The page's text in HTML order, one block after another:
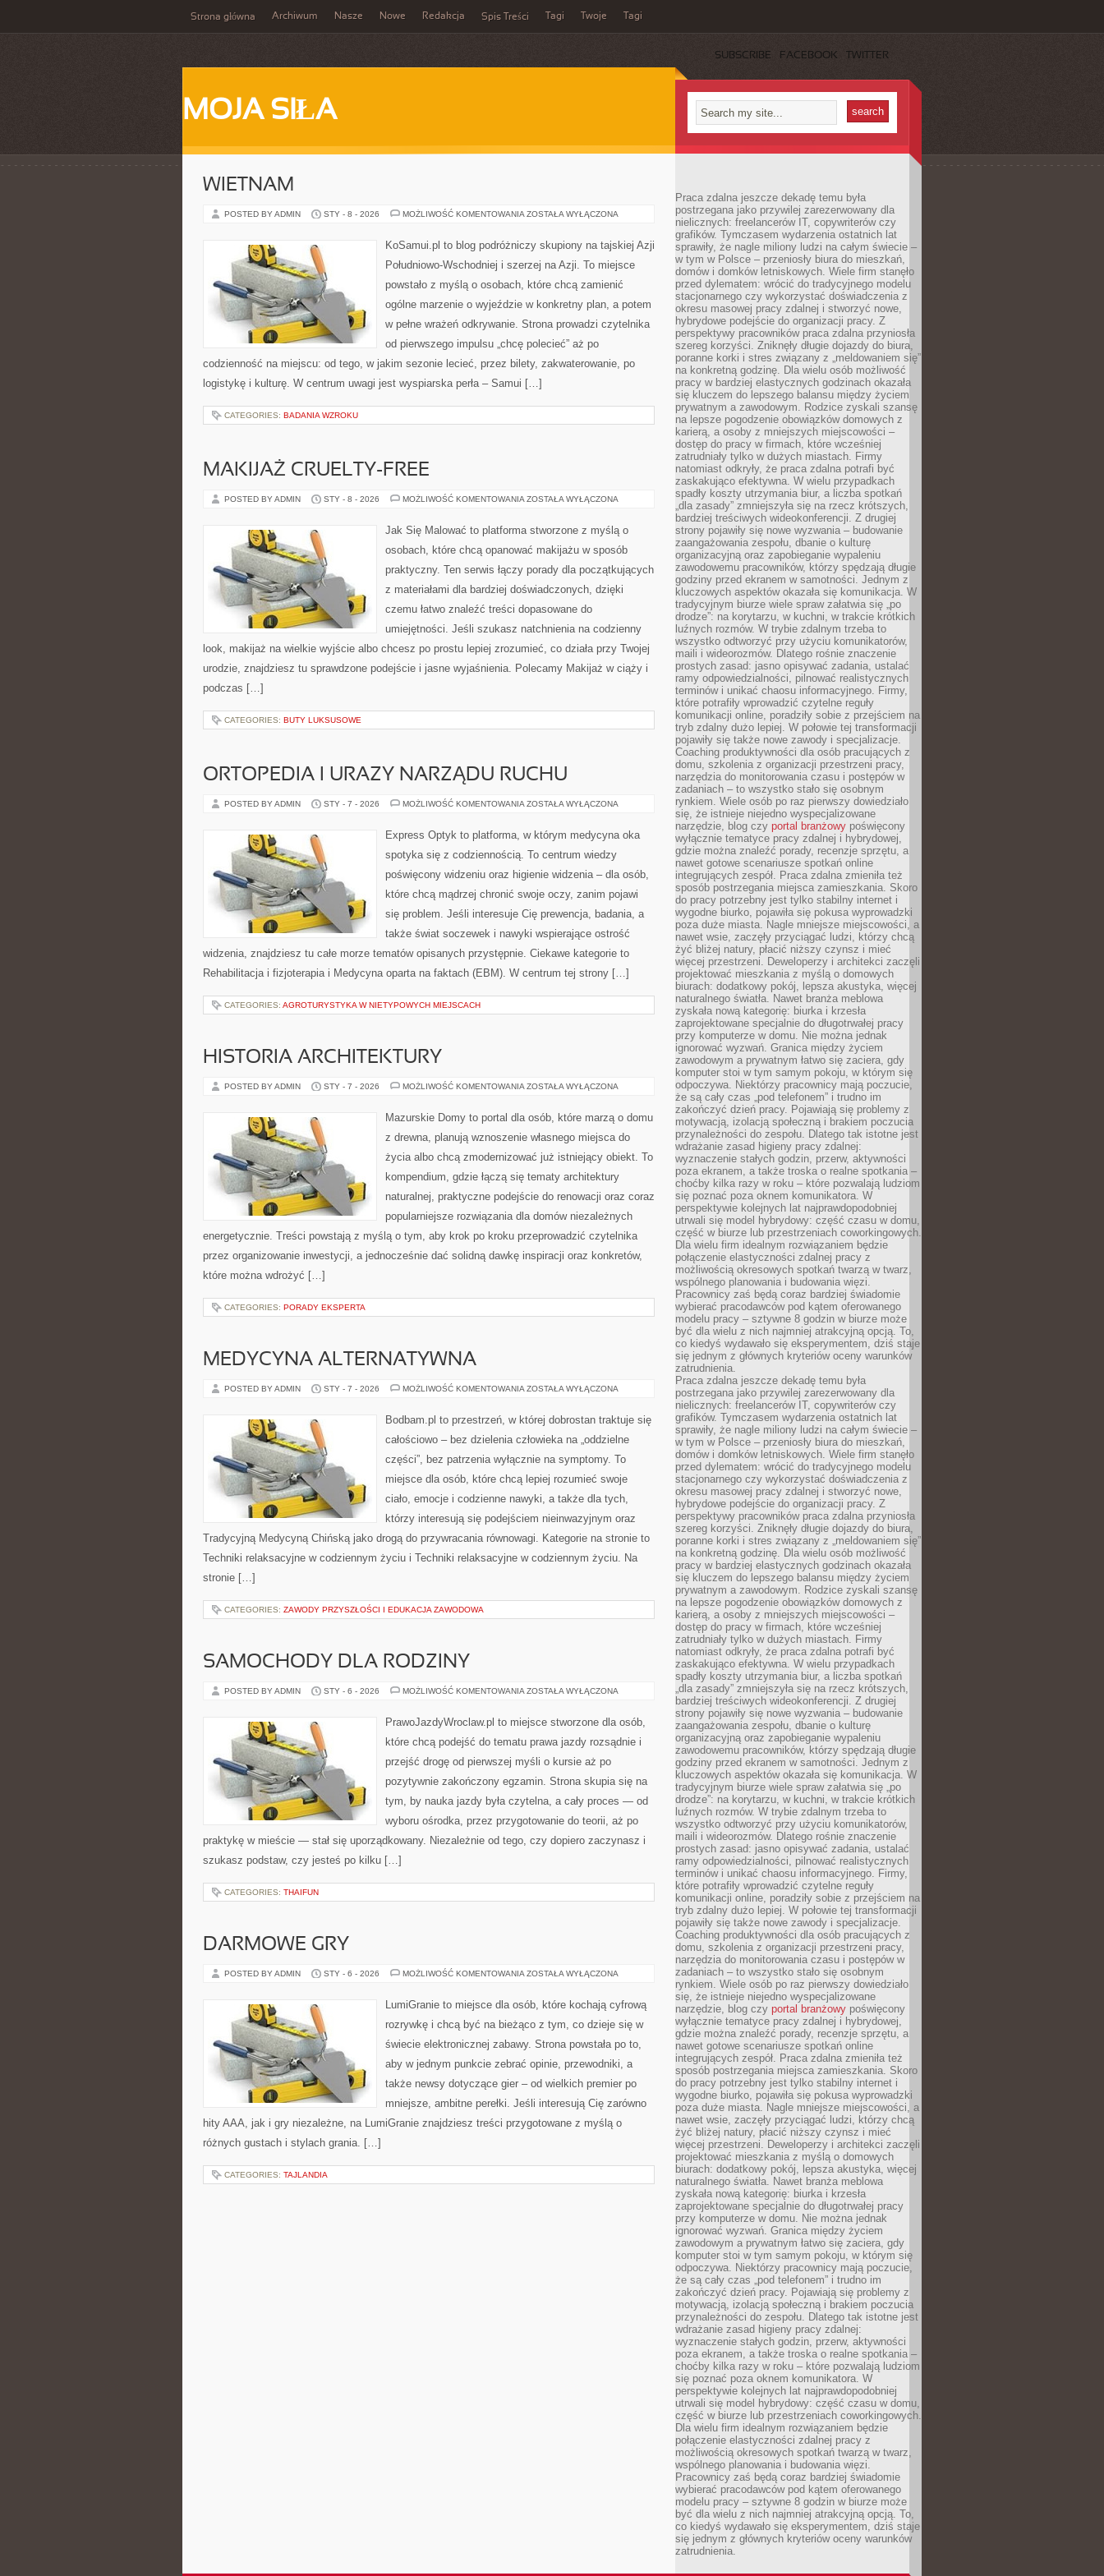
Strona główna Archiwum Nasze Nowe Redakcja Spis Treści Tagi Twoje Tagi
SUBSCRIBE FACEBOOK TWITTER
MOJA SIŁA
WIETNAM
POSTED BY ADMIN STY - 8 - 2026 MOŻLIWOŚĆ KOMENTOWANIA WIETNAM
ZOSTAŁA WYŁĄCZONA
KoSamui.pl to blog podróżniczy skupiony na tajskiej Azji
Południowo-Wschodniej i szerzej na Azji. To miejsce
powstało z myślą o osobach, które chcą zamienić
ogólne marzenie o wyjeździe w konkretny plan, a potem
w pełne wrażeń odkrywanie. Strona prowadzi czytelnika
od pierwszego impulsu „chcę polecieć” aż po
codzienność na miejscu: od tego, w jakim sezonie lecieć, przez bilety, zakwaterowanie, po
logistykę i kulturę. W centrum uwagi jest wyspiarska perła – Samui […]
CATEGORIES: BADANIA WZROKU
MAKIJAŻ CRUELTY-FREE
POSTED BY ADMIN STY - 8 - 2026 MOŻLIWOŚĆ KOMENTOWANIA MAKIJAŻ
ZOSTAŁA WYŁĄCZONA
Jak Się Malować to platforma stworzone z myślą o
osobach, które chcą opanować makijażu w sposób
praktyczny. Ten serwis łączy porady dla początkujących
z materiałami dla bardziej doświadczonych, dzięki
czemu łatwo znaleźć treści dopasowane do
umiejętności. Jeśli szukasz natchnienia na codzienny
look, makijaż na wielkie wyjście albo chcesz po prostu lepiej zrozumieć, co działa przy Twojej
urodzie, znajdziesz tu sprawdzone podejście i jasne wyjaśnienia. Polecamy Makijaż w ciąży i
podczas […]
CATEGORIES: BUTY LUKSUSOWE
ORTOPEDIA I URAZY NARZĄDU RUCHU
POSTED BY ADMIN STY - 7 - 2026 MOŻLIWOŚĆ KOMENTOWANIA ORTOPEDIA
NARZĄDU
RUCHU
ZOSTAŁA WYŁĄCZONA
Express Optyk to platforma, w którym medycyna oka
spotyka się z codziennością. To centrum wiedzy
poświęcony widzeniu oraz higienie widzenia – dla osób,
które chcą mądrzej chronić swoje oczy, zanim pojawi
się problem. Jeśli interesuje Cię prewencja, badania, a
także świat soczewek i nawyki wspierające ostrość
widzenia, znajdziesz tu całe morze tematów opisanych przystępnie. Ciekawe kategorie to
Rehabilitacja i fizjoterapia i Medycyna oparta na faktach (EBM). W centrum tej strony […]
CATEGORIES: AGROTURYSTYKA W NIETYPOWYCH MIEJSCACH
HISTORIA ARCHITEKTURY
POSTED BY ADMIN STY - 7 - 2026 MOŻLIWOŚĆ KOMENTOWANIA HISTORIA
ZOSTAŁA WYŁĄCZONA
Mazurskie Domy to portal dla osób, które marzą o domu
z drewna, planują wznoszenie własnego miejsca do
życia albo chcą zmodernizować już istniejący obiekt. To
kompendium, gdzie łączą się tematy architektury
naturalnej, praktyczne podejście do renowacji oraz coraz
popularniejsze rozwiązania dla domów niezależnych
energetycznie. Treści powstają z myślą o tym, aby krok po kroku przeprowadzić czytelnika
przez organizowanie inwestycji, a jednocześnie dać solidną dawkę inspiracji oraz konkretów,
które można wdrożyć […]
CATEGORIES: PORADY EKSPERTA
MEDYCYNA ALTERNATYWNA
POSTED BY ADMIN STY - 7 - 2026 MOŻLIWOŚĆ KOMENTOWANIA MEDYCYNA
ZOSTAŁA WYŁĄCZONA
Bodbam.pl to przestrzeń, w której dobrostan traktuje się
całościowo – bez dzielenia człowieka na „oddzielne
części”, bez patrzenia wyłącznie na symptomy. To
miejsce dla osób, które chcą lepiej rozumieć swoje
ciało, emocje i codzienne nawyki, a także dla tych,
którzy interesują się podejściem nieinwazyjnym oraz
Tradycyjną Medycyną Chińską jako drogą do przywracania równowagi. Kategorie na stronie to
Techniki relaksacyjne w codziennym życiu i Techniki relaksacyjne w codziennym życiu. Na
stronie […]
CATEGORIES: ZAWODY PRZYSZŁOŚCI I EDUKACJA ZAWODOWA
SAMOCHODY DLA RODZINY
POSTED BY ADMIN STY - 6 - 2026 MOŻLIWOŚĆ KOMENTOWANIA SAMOCHODY
ZOSTAŁA WYŁĄCZONA
PrawoJazdyWroclaw.pl to miejsce stworzone dla osób,
które chcą podejść do tematu prawa jazdy rozsądnie i
przejść drogę od pierwszej myśli o kursie aż po
pozytywnie zakończony egzamin. Strona skupia się na
tym, by nauka jazdy była czytelna, a cały proces — od
wyboru ośrodka, przez przygotowanie do teorii, aż po
praktykę w mieście — stał się uporządkowany. Niezależnie od tego, czy dopiero zaczynasz i
szukasz podstaw, czy jesteś po kilku […]
CATEGORIES: THAIFUN
DARMOWE GRY
POSTED BY ADMIN STY - 6 - 2026 MOŻLIWOŚĆ KOMENTOWANIA DARMOWE
ZOSTAŁA WYŁĄCZONA
LumiGranie to miejsce dla osób, które kochają cyfrową
rozrywkę i chcą być na bieżąco z tym, co dzieje się w
świecie elektronicznej zabawy. Strona powstała po to,
aby w jednym punkcie zebrać opinie, przewodniki, a
także newsy dotyczące gier – od wielkich premier po
mniejsze, ambitne perełki. Jeśli interesują Cię zarówno
hity AAA, jak i gry niezależne, na LumiGranie znajdziesz treści przygotowane z myślą o
różnych gustach i stylach grania. […]
CATEGORIES: TAJLANDIA
Praca zdalna jeszcze dekadę temu była
postrzegana jako przywilej zarezerwowany dla
nielicznych: freelancerów IT, copywriterów czy
grafików. Tymczasem wydarzenia ostatnich lat
sprawiły, że nagle miliony ludzi na całym świecie –
w tym w Polsce – przeniosły biura do mieszkań,
domów i domków letniskowych. Wiele firm stanęło
przed dylematem: wrócić do tradycyjnego modelu
stacjonarnego czy wykorzystać doświadczenia z
okresu masowej pracy zdalnej i stworzyć nowe,
hybrydowe podejście do organizacji pracy. Z
perspektywy pracowników praca zdalna przyniosła
szereg korzyści. Zniknęły długie dojazdy do biura,
poranne korki i stres związany z „meldowaniem się”
na konkretną godzinę. Dla wielu osób możliwość
pracy w bardziej elastycznych godzinach okazała
się kluczem do lepszego balansu między życiem
prywatnym a zawodowym. Rodzice zyskali szansę
na lepsze pogodzenie obowiązków domowych z
karierą, a osoby z mniejszych miejscowości –
dostęp do pracy w firmach, które wcześniej
zatrudniały tylko w dużych miastach. Firmy
natomiast odkryły, że praca zdalna potrafi być
zaskakująco efektywna. W wielu przypadkach
spadły koszty utrzymania biur, a liczba spotkań
„dla zasady” zmniejszyła się na rzecz krótszych,
bardziej treściwych wideokonferencji. Z drugiej
strony pojawiły się nowe wyzwania – budowanie
zaangażowania zespołu, dbanie o kulturę
organizacyjną oraz zapobieganie wypaleniu
zawodowemu pracowników, którzy spędzają długie
godziny przed ekranem w samotności. Jednym z
kluczowych aspektów okazała się komunikacja. W
tradycyjnym biurze wiele spraw załatwia się „po
drodze”: na korytarzu, w kuchni, w trakcie krótkich
luźnych rozmów. W trybie zdalnym trzeba to
wszystko odtworzyć przy użyciu komunikatorów,
maili i wideorozmów. Dlatego rośnie znaczenie
prostych zasad: jasno opisywać zadania, ustalać
ramy odpowiedzialności, pilnować realistycznych
terminów i unikać chaosu informacyjnego. Firmy,
które potrafiły wprowadzić czytelne reguły
komunikacji online, poradziły sobie z przejściem na
tryb zdalny dużo lepiej. W połowie tej transformacji
pojawiły się także nowe zawody i specjalizacje.
Coaching produktywności dla osób pracujących z
domu, szkolenia z organizacji przestrzeni pracy,
narzędzia do monitorowania czasu i postępów w
zadaniach – to wszystko stało się osobnym
rynkiem. Wiele osób po raz pierwszy dowiedziało
się, że istnieje niejedno wyspecjalizowane
narzędzie, blog czy portal branżowy poświęcony
wyłącznie tematyce pracy zdalnej i hybrydowej,
gdzie można znaleźć porady, recenzje sprzętu, a
nawet gotowe scenariusze spotkań online
integrujących zespół. Praca zdalna zmieniła też
sposób postrzegania miejsca zamieszkania. Skoro
do pracy potrzebny jest tylko stabilny internet i
wygodne biurko, pojawiła się pokusa wyprowadzki
poza duże miasta. Nagle mniejsze miejscowości, a
nawet wsie, zaczęły przyciągać ludzi, którzy chcą
żyć bliżej natury, płacić niższy czynsz i mieć
więcej przestrzeni. Deweloperzy i architekci zaczęli
projektować mieszkania z myślą o domowych
biurach: dodatkowy pokój, lepsza akustyka, więcej
naturalnego światła. Nawet branża meblowa
zyskała nową kategorię: biurka i krzesła
zaprojektowane specjalnie do długotrwałej pracy
przy komputerze w domu. Nie można jednak
ignorować wyzwań. Granica między życiem
zawodowym a prywatnym łatwo się zaciera, gdy
komputer stoi w tym samym pokoju, w którym się
odpoczywa. Niektórzy pracownicy mają poczucie,
że są cały czas „pod telefonem” i trudno im
zakończyć dzień pracy. Pojawiają się problemy z
motywacją, izolacją społeczną i brakiem poczucia
przynależności do zespołu. Dlatego tak istotne jest
wdrażanie zasad higieny pracy zdalnej:
wyznaczenie stałych godzin, przerw, aktywności
poza ekranem, a także troska o realne spotkania –
choćby kilka razy w roku – które pozwalają ludziom
się poznać poza oknem komunikatora. W
perspektywie kolejnych lat najprawdopodobniej
utrwali się model hybrydowy: część czasu w domu,
część w biurze lub przestrzeniach coworkingowych.
Dla wielu firm idealnym rozwiązaniem będzie
połączenie elastyczności zdalnej pracy z
możliwością okresowych spotkań twarzą w twarz,
wspólnego planowania i budowania więzi.
Pracownicy zaś będą coraz bardziej świadomie
wybierać pracodawców pod kątem oferowanego
modelu pracy – sztywne 8 godzin w biurze może
być dla wielu z nich najmniej atrakcyjną opcją. To,
co kiedyś wydawało się eksperymentem, dziś staje
się jednym z głównych kryteriów oceny warunków
zatrudnienia.
Praca zdalna jeszcze dekadę temu była
postrzegana jako przywilej zarezerwowany dla
nielicznych: freelancerów IT, copywriterów czy
grafików. Tymczasem wydarzenia ostatnich lat
sprawiły, że nagle miliony ludzi na całym świecie –
w tym w Polsce – przeniosły biura do mieszkań,
domów i domków letniskowych. Wiele firm stanęło
przed dylematem: wrócić do tradycyjnego modelu
stacjonarnego czy wykorzystać doświadczenia z
okresu masowej pracy zdalnej i stworzyć nowe,
hybrydowe podejście do organizacji pracy. Z
perspektywy pracowników praca zdalna przyniosła
szereg korzyści. Zniknęły długie dojazdy do biura,
poranne korki i stres związany z „meldowaniem się”
na konkretną godzinę. Dla wielu osób możliwość
pracy w bardziej elastycznych godzinach okazała
się kluczem do lepszego balansu między życiem
prywatnym a zawodowym. Rodzice zyskali szansę
na lepsze pogodzenie obowiązków domowych z
karierą, a osoby z mniejszych miejscowości –
dostęp do pracy w firmach, które wcześniej
zatrudniały tylko w dużych miastach. Firmy
natomiast odkryły, że praca zdalna potrafi być
zaskakująco efektywna. W wielu przypadkach
spadły koszty utrzymania biur, a liczba spotkań
„dla zasady” zmniejszyła się na rzecz krótszych,
bardziej treściwych wideokonferencji. Z drugiej
strony pojawiły się nowe wyzwania – budowanie
zaangażowania zespołu, dbanie o kulturę
organizacyjną oraz zapobieganie wypaleniu
zawodowemu pracowników, którzy spędzają długie
godziny przed ekranem w samotności. Jednym z
kluczowych aspektów okazała się komunikacja. W
tradycyjnym biurze wiele spraw załatwia się „po
drodze”: na korytarzu, w kuchni, w trakcie krótkich
luźnych rozmów. W trybie zdalnym trzeba to
wszystko odtworzyć przy użyciu komunikatorów,
maili i wideorozmów. Dlatego rośnie znaczenie
prostych zasad: jasno opisywać zadania, ustalać
ramy odpowiedzialności, pilnować realistycznych
terminów i unikać chaosu informacyjnego. Firmy,
które potrafiły wprowadzić czytelne reguły
komunikacji online, poradziły sobie z przejściem na
tryb zdalny dużo lepiej. W połowie tej transformacji
pojawiły się także nowe zawody i specjalizacje.
Coaching produktywności dla osób pracujących z
domu, szkolenia z organizacji przestrzeni pracy,
narzędzia do monitorowania czasu i postępów w
zadaniach – to wszystko stało się osobnym
rynkiem. Wiele osób po raz pierwszy dowiedziało
się, że istnieje niejedno wyspecjalizowane
narzędzie, blog czy portal branżowy poświęcony
wyłącznie tematyce pracy zdalnej i hybrydowej,
gdzie można znaleźć porady, recenzje sprzętu, a
nawet gotowe scenariusze spotkań online
integrujących zespół. Praca zdalna zmieniła też
sposób postrzegania miejsca zamieszkania. Skoro
do pracy potrzebny jest tylko stabilny internet i
wygodne biurko, pojawiła się pokusa wyprowadzki
poza duże miasta. Nagle mniejsze miejscowości, a
nawet wsie, zaczęły przyciągać ludzi, którzy chcą
żyć bliżej natury, płacić niższy czynsz i mieć
więcej przestrzeni. Deweloperzy i architekci zaczęli
projektować mieszkania z myślą o domowych
biurach: dodatkowy pokój, lepsza akustyka, więcej
naturalnego światła. Nawet branża meblowa
zyskała nową kategorię: biurka i krzesła
zaprojektowane specjalnie do długotrwałej pracy
przy komputerze w domu. Nie można jednak
ignorować wyzwań. Granica między życiem
zawodowym a prywatnym łatwo się zaciera, gdy
komputer stoi w tym samym pokoju, w którym się
odpoczywa. Niektórzy pracownicy mają poczucie,
że są cały czas „pod telefonem” i trudno im
zakończyć dzień pracy. Pojawiają się problemy z
motywacją, izolacją społeczną i brakiem poczucia
przynależności do zespołu. Dlatego tak istotne jest
wdrażanie zasad higieny pracy zdalnej:
wyznaczenie stałych godzin, przerw, aktywności
poza ekranem, a także troska o realne spotkania –
choćby kilka razy w roku – które pozwalają ludziom
się poznać poza oknem komunikatora. W
perspektywie kolejnych lat najprawdopodobniej
utrwali się model hybrydowy: część czasu w domu,
część w biurze lub przestrzeniach coworkingowych.
Dla wielu firm idealnym rozwiązaniem będzie
połączenie elastyczności zdalnej pracy z
możliwością okresowych spotkań twarzą w twarz,
wspólnego planowania i budowania więzi.
Pracownicy zaś będą coraz bardziej świadomie
wybierać pracodawców pod kątem oferowanego
modelu pracy – sztywne 8 godzin w biurze może
być dla wielu z nich najmniej atrakcyjną opcją. To,
co kiedyś wydawało się eksperymentem, dziś staje
się jednym z głównych kryteriów oceny warunków
zatrudnienia.